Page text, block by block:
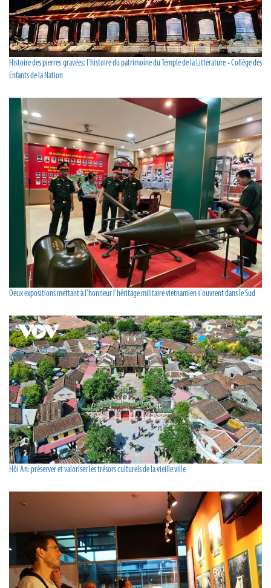
Histoire des pierres gravées: l'histoire du patrimoine du Temple de la Littérature - Collège des
Enfants de la Nation
Deux expositions mettant à l'honneur l'héritage militaire vietnamien s'ouvrent dans le Sud
Hôi An: préserver et valoriser les trésors culturels de la vieille ville